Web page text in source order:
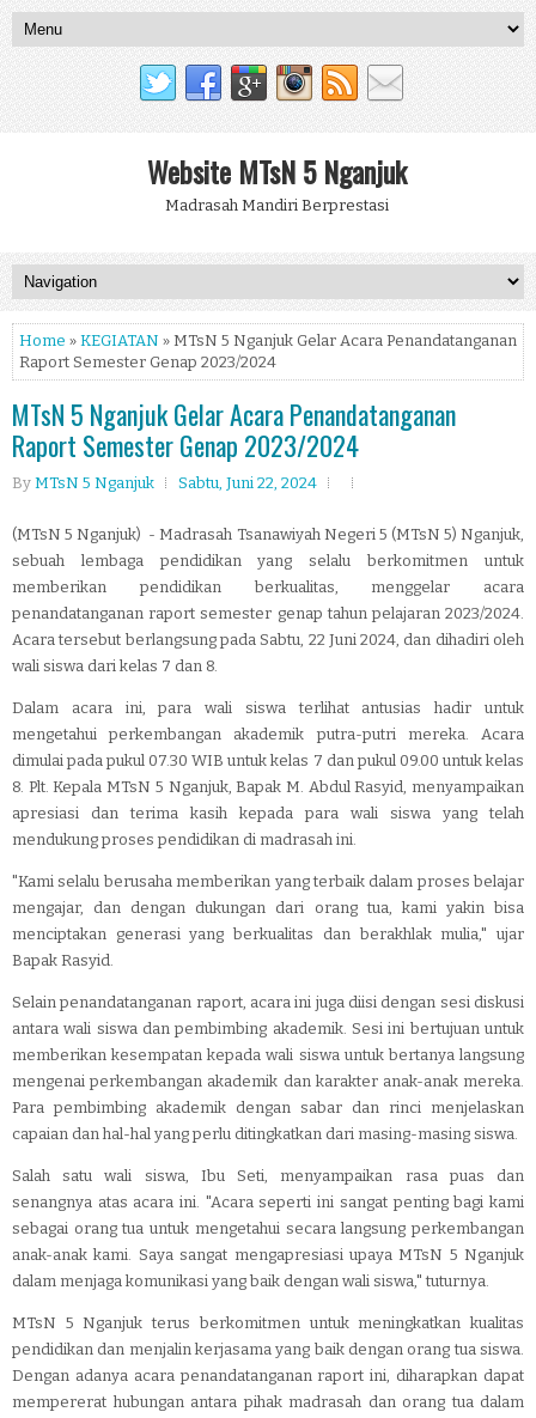
Website MTsN 5 Nganjuk
Madrasah Mandiri Berprestasi
Home » KEGIATAN » MTsN 5 Nganjuk Gelar Acara Penandatanganan
Raport Semester Genap 2023/2024
MTsN 5 Nganjuk Gelar Acara Penandatanganan
Raport Semester Genap 2023/2024
By MTsN 5 Nganjuk Sabtu, Juni 22, 2024
(MTsN 5 Nganjuk) - Madrasah Tsanawiyah Negeri 5 (MTsN 5) Nganjuk,
sebuah lembaga pendidikan yang selalu berkomitmen untuk
memberikan pendidikan berkualitas, menggelar acara
penandatanganan raport semester genap tahun pelajaran 2023/2024.
Acara tersebut berlangsung pada Sabtu, 22 Juni 2024, dan dihadiri oleh
wali siswa dari kelas 7 dan 8.
Dalam acara ini, para wali siswa terlihat antusias hadir untuk
mengetahui perkembangan akademik putra-putri mereka. Acara
dimulai pada pukul 07.30 WIB untuk kelas 7 dan pukul 09.00 untuk kelas
8. Plt. Kepala MTsN 5 Nganjuk, Bapak M. Abdul Rasyid, menyampaikan
apresiasi dan terima kasih kepada para wali siswa yang telah
mendukung proses pendidikan di madrasah ini.
"Kami selalu berusaha memberikan yang terbaik dalam proses belajar
mengajar, dan dengan dukungan dari orang tua, kami yakin bisa
menciptakan generasi yang berkualitas dan berakhlak mulia," ujar
Bapak Rasyid.
Selain penandatanganan raport, acara ini juga diisi dengan sesi diskusi
antara wali siswa dan pembimbing akademik. Sesi ini bertujuan untuk
memberikan kesempatan kepada wali siswa untuk bertanya langsung
mengenai perkembangan akademik dan karakter anak-anak mereka.
Para pembimbing akademik dengan sabar dan rinci menjelaskan
capaian dan hal-hal yang perlu ditingkatkan dari masing-masing siswa.
Salah satu wali siswa, Ibu Seti, menyampaikan rasa puas dan
senangnya atas acara ini. "Acara seperti ini sangat penting bagi kami
sebagai orang tua untuk mengetahui secara langsung perkembangan
anak-anak kami. Saya sangat mengapresiasi upaya MTsN 5 Nganjuk
dalam menjaga komunikasi yang baik dengan wali siswa," tuturnya.
MTsN 5 Nganjuk terus berkomitmen untuk meningkatkan kualitas
pendidikan dan menjalin kerjasama yang baik dengan orang tua siswa.
Dengan adanya acara penandatanganan raport ini, diharapkan dapat
mempererat hubungan antara pihak madrasah dan orang tua dalam